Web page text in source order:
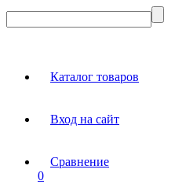
Каталог товаров
Вход на сайт
Сравнение
0